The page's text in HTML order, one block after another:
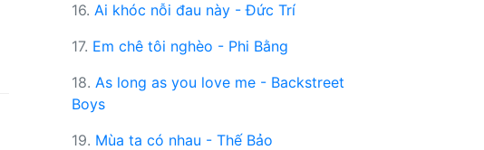
16. Ai khóc nỗi đau này - Đức Trí
17. Em chê tôi nghèo - Phi Bằng
18. As long as you love me - Backstreet
Boys
19. Mùa ta có nhau - Thế Bảo